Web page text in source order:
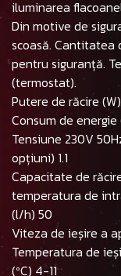
iluminarea
Din motive de
scoasă.
pentru siguranță.
(termostat).
Putere de răcire
Consum de energie
Tensiune 230V
opțiuni) 1.1
Capacitate de
temperatura de
(l/h) 50
Viteza de ieșire a
Temperatura de
(ºC) 4-11